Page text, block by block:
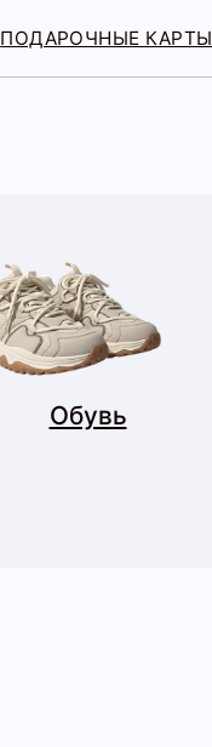
ПОДАРОЧНЫЕ КАРТЫ
Обувь